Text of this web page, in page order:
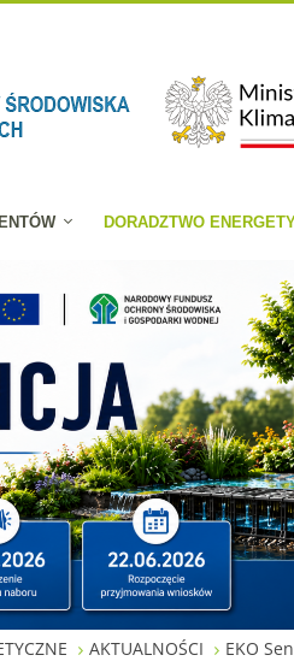
DORADZTWO
AKTUALNOŚCI EKO